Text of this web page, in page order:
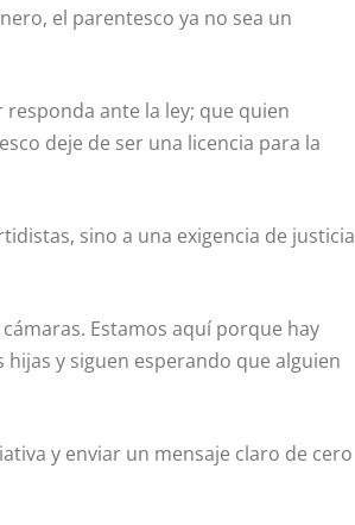
el parentesco ya no sea un
ante la ley; que quien
deje de ser una licencia para la
sino a una exigencia de justicia
Estamos aquí porque hay
y siguen esperando que alguien
y enviar un mensaje claro de cero